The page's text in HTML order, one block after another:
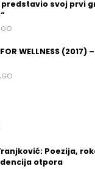
svoj prvi
FOR WELLNESS
Poezija,
otpora